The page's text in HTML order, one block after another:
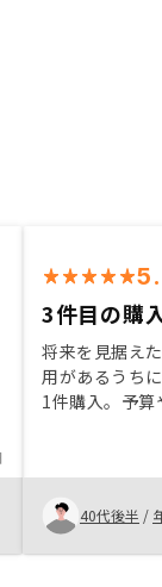
3件目の購
将来を見据え
用があるうち
1件購入。予
に至りました
れてスムーズ
要な書類の準
てくださいと
40代後半 /